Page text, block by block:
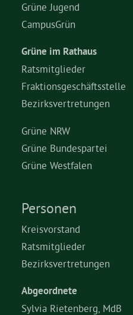
Grüne Jugend
CampusGrün
Grüne im Rathaus
Ratsmitglieder
Fraktionsgeschäftsstelle
Bezirksvertretungen
Grüne NRW
Grüne Bundespartei
Grüne Westfalen
Personen
Kreisvorstand
Ratsmitglieder
Bezirksvertretungen
Abgeordnete
Sylvia Rietenberg, MdB